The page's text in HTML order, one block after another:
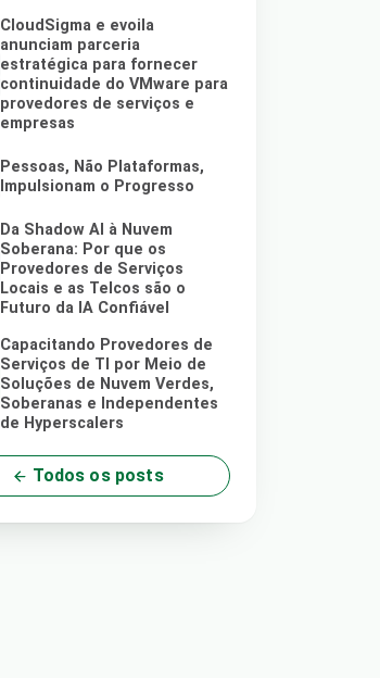
CloudSigma e evoila
anunciam parceria
estratégica para fornecer
continuidade do VMware para
provedores de serviços e
empresas
Pessoas, Não Plataformas,
Impulsionam o Progresso
Da Shadow AI à Nuvem
Soberana: Por que os
Provedores de Serviços
Locais e as Telcos são o
Futuro da IA Confiável
Capacitando Provedores de
Serviços de TI por Meio de
Soluções de Nuvem Verdes,
Soberanas e Independentes
de Hyperscalers
Todos os posts